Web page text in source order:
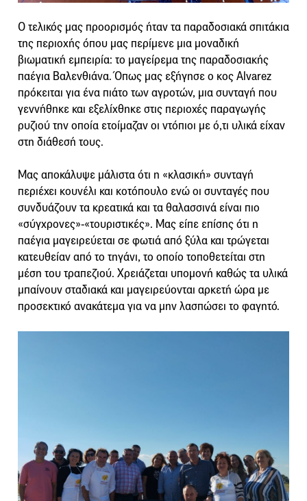
Ο τελικός μας προορισμός ήταν τα παραδοσιακά σπιτάκια
της περιοχής όπου μας περίμενε μια μοναδική
βιωματική εμπειρία: το μαγείρεμα της παραδοσιακής
παέγια Βαλενθιάνα. Όπως μας εξήγησε ο κος Alvarez
πρόκειται για ένα πιάτο των αγροτών, μια συνταγή που
γεννήθηκε και εξελίχθηκε στις περιοχές παραγωγής
ρυζιού την οποία ετοίμαζαν οι ντόπιοι με ό,τι υλικά είχαν
στη διάθεσή τους.
Μας αποκάλυψε μάλιστα ότι η «κλασική» συνταγή
περιέχει κουνέλι και κοτόπουλο ενώ οι συνταγές που
συνδυάζουν τα κρεατικά και τα θαλασσινά είναι πιο
«σύγχρονες»-«τουριστικές». Μας είπε επίσης ότι η
παέγια μαγειρεύεται σε φωτιά από ξύλα και τρώγεται
κατευθείαν από το τηγάνι, το οποίο τοποθετείται στη
μέση του τραπεζιού. Χρειάζεται υπομονή καθώς τα υλικά
μπαίνουν σταδιακά και μαγειρεύονται αρκετή ώρα με
προσεκτικό ανακάτεμα για να μην λασπώσει το φαγητό.